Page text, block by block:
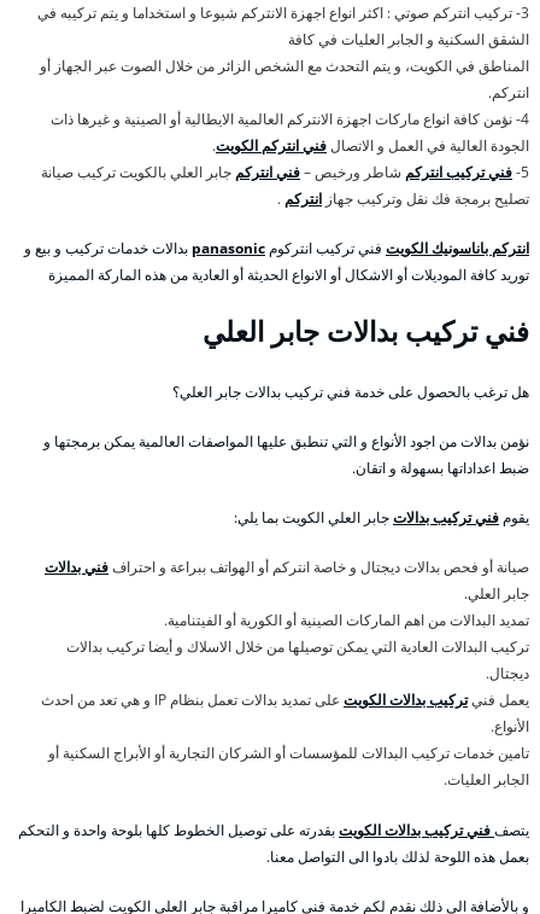
3- تركيب انتركم صوتي : اكثر انواع اجهزة الانتركم شيوعا و استخداما و يتم تركيبه في
الشقق السكنية و الجابر العليات في كافة
المناطق في الكويت، و يتم التحدث مع الشخص الزائر من خلال الصوت عبر الجهاز أو
انتركم.
4- نؤمن كافة انواع ماركات اجهزة الانتركم العالمية الايطالية أو الصينية و غيرها ذات
الجودة العالية في العمل و الاتصالفني انتركم الكويت.
5- فني تركيب انتركم شاطر ورخيص –فني انتركم جابر العلي بالكويت تركيب صيانة
تصليح برمجة فك نقل وتركيب جهاز انتركم .
انتركم باناسونيك الكويت فني تركيب انتركوم panasonic بدالات خدمات تركيب و بيع و
توريد كافة الموديلات أو الاشكال أو الانواع الحديثة أو العادية من هذه الماركة المميزة
فني تركيب بدالات جابر العلي
هل ترغب بالحصول على خدمة فني تركيب بدالات جابر العلي؟
نؤمن بدالات من اجود الأنواع و التي تنطبق عليها المواصفات العالمية يمكن برمجتها و
ضبط اعداداتها بسهولة و اتقان.
يقوم فني تركيب بدالاتجابر العلي الكويت بما يلي:
صيانة أو فحص بدالات ديجتال و خاصة انتركم أو الهواتف ببراعة و احتراففني بدالات
جابر العلي.
تمديد البدالات من اهم الماركات الصينية أو الكورية أو الفيتنامية.
تركيب البدالات العادية التي يمكن توصيلها من خلال الاسلاك و أيضا تركيب بدالات
ديجتال.
يعمل فنيتركيب بدالات الكويت
على تمديد بدالات تعمل بنظام IP و هي تعد من احدث
الأنواع.
تامين خدمات تركيب البدالات للمؤسسات أو الشركان التجارية أو الأبراج السكنية أو
الجابر العليات.
يتصففني تركيب بدالات الكويتبقدرته على توصيل الخطوط كلها بلوحة واحدة و التحكم
بعمل هذه اللوحة لذلك بادوا الى التواصل معنا.
و بالأضافة الى ذلك نقدم لكم خدمة فني كاميرا مراقبة جابر العلي الكويت لضبط الكاميرا